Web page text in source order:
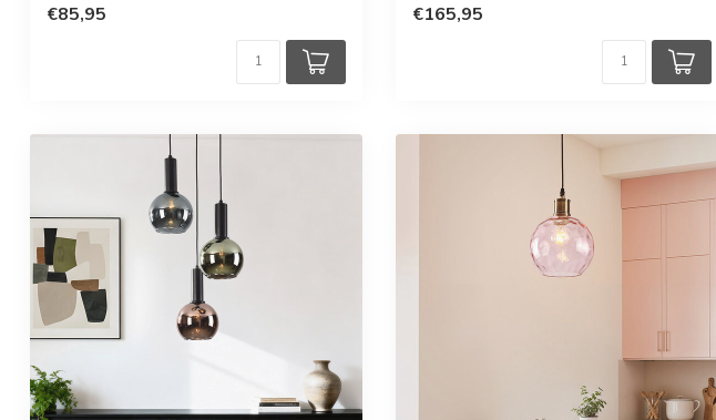
€85,95 €165,95